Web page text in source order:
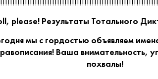
please! Результаты Тотального
мы с гордостью объявляем
Ваша внимательность,
похвалы!